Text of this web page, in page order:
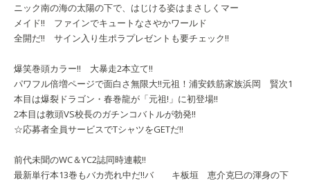
ニック南の海の太陽の下で、はじける姿はまさしくマー
メイド!! ファインでキュートなさやかワールド
全開だ!! サイン入り生ポラプレゼントも要チェック!!
爆笑巻頭カラー!! 大暴走2本立て!!
パワフル倍増ページで面白さ無限大!!元祖！浦安鉄筋家族浜岡 賢次1
本目は爆裂ドラゴン・春巻龍が「元祖!」に初登場!!
2本目は教頭VS校長のガチンコバトルが勃発!!
☆応募者全員サービスでTシャツをGETだ!!
前代未聞のWC＆YC2誌同時連載!!
最新単行本13巻もバカ売れ中だ!!バ キ板垣 恵介克巳の渾身の下